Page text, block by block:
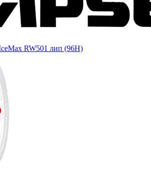
RW501 лип (96H)